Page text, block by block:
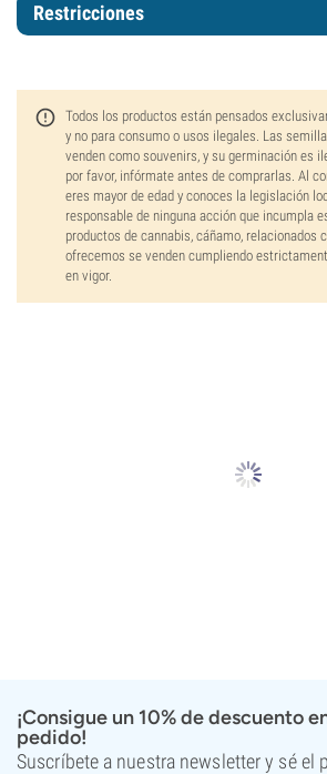
Restricciones
Todos los productos están pensados
y no para consumo o usos ilegales. Las
venden como souvenirs, y su germinación es
por favor, infórmate antes de comprarlas. Al
eres mayor de edad y conoces la legislación
responsable de ninguna acción que incumpla
productos de cannabis, cáñamo, relacionados
ofrecemos se venden cumpliendo
en vigor.
¡Consigue un 10% de descuento
pedido!
Suscríbete a nuestra newsletter y sé el